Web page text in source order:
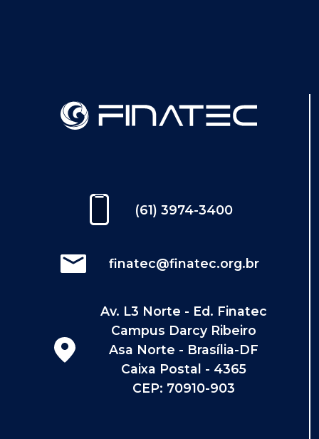
(61) 3974-3400
finatec@finatec.org.br
Av. L3 Norte - Ed. Finatec
Campus Darcy Ribeiro
Asa Norte - Brasília-DF
Caixa Postal - 4365
CEP: 70910-903